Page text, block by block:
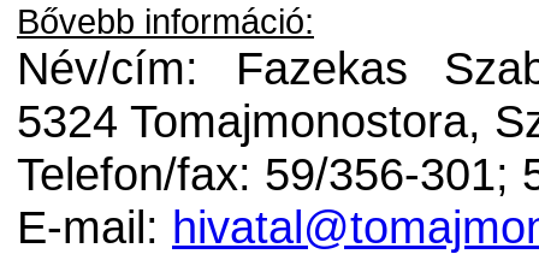
Bővebb információ:
Név/cím: Fazekas
5324 Tomajmonostora,
Telefon/fax: 59/356-301;
E-mail: